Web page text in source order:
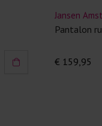
Jansen
Pantalon
€ 159,95